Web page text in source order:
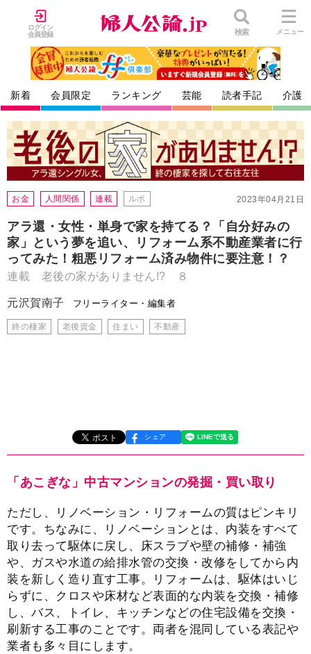
ログイン
会員登録
検索 メニュー
新着 会員限定 ランキング 芸能 読者手記 介護
2023年04月21日
お金 人間関係 連載 ルポ
アラ還・女性・単身で家を持てる？「自分好みの
家」という夢を追い、リフォーム系不動産業者に行
ってみた！粗悪リフォーム済み物件に要注意！？
連載 老後の家がありません!? ８
元沢賀南子 フリーライター・編集者
終の棲家 老後資金 住まい 不動産
シェア
「あこぎな」中古マンションの発掘・買い取り
ただし、リノベーション・リフォームの質はピンキリ
です。ちなみに、リノベーションとは、内装をすべて
取り去って駆体に戻し、床スラブや壁の補修・補強
や、ガスや水道の給排水管の交換・改修をしてから内
装を新しく造り直す工事。リフォームは、駆体はいじ
らずに、クロスや床材など表面的な内装を交換・補修
し、バス、トイレ、キッチンなどの住宅設備を交換・
刷新する工事のことです。両者を混同している表記や
業者も多々目にします。